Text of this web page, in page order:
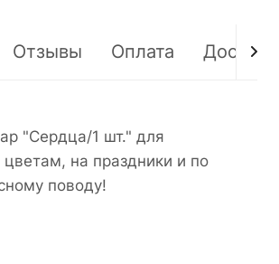
Отзывы Оплата
"Сердца/1 шт." для
на праздники и по
поводу!